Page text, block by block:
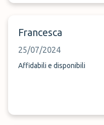
Francesca
25/07/2024
Affidabili e disponibili